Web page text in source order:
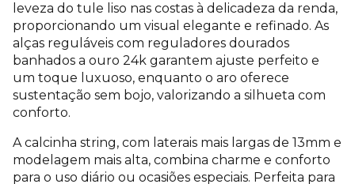
leveza do tule liso nas costas à delicadeza da renda,
proporcionando um visual elegante e refinado. As
alças reguláveis com reguladores dourados
banhados a ouro 24k garantem ajuste perfeito e
um toque luxuoso, enquanto o aro oferece
sustentação sem bojo, valorizando a silhueta com
conforto.
A calcinha string, com laterais mais largas de 13mm e
modelagem mais alta, combina charme e conforto
para o uso diário ou ocasiões especiais. Perfeita para